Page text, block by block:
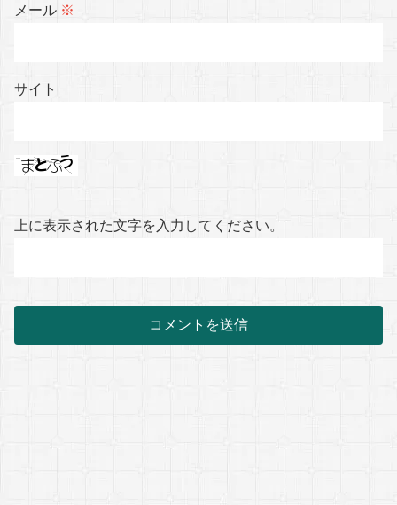
メール ※
サイト
上に表示された文字を入力してください。